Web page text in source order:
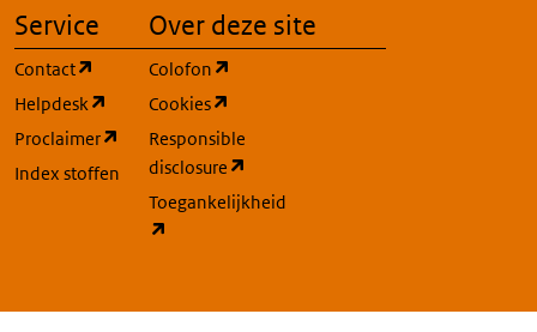
Service
Contact
(opent in een nieuw tabblad)
Helpdesk
(opent in een nieuw tabblad)
Proclaimer
(opent in een nieuw tabblad)
Index stoffen
Over deze site
Colofon
Cookies
Responsible
disclosure
Toegankelijkheid